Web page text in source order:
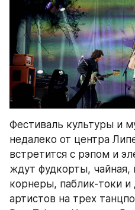
Фестиваль культуры и
недалеко от центра
встретится с рэпом и
ждут фудкорты, чайная,
корнеры, паблик-токи
артистов на трех